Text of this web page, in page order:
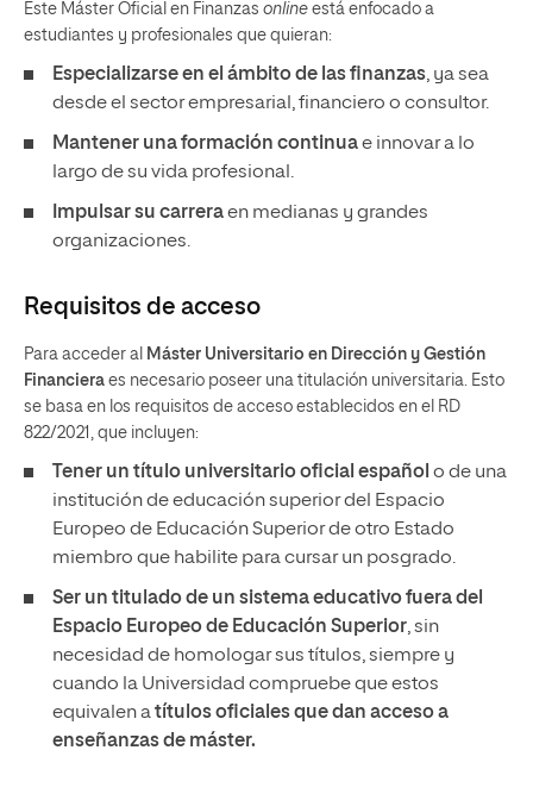
Este Máster Oficial en Finanzas online está enfocado a
estudiantes y profesionales que quieran:
Especializarse en el ámbito de las finanzas, ya sea
desde el sector empresarial, financiero o consultor.
Mantener una formación continuae innovar a lo
largo de su vida profesional.
Impulsar su carreraen medianas y grandes
organizaciones.
Requisitos de acceso
Para acceder al Máster Universitario en Dirección y Gestión
Financiera es necesario poseer una titulación universitaria. Esto
se basa en los requisitos de acceso establecidos en el RD
822/2021, que incluyen:
Tener un título universitario oficial español o de una
institución de educación superior del Espacio
Europeo de Educación Superior de otro Estado
miembro que habilite para cursar un posgrado.
Ser un titulado de un sistema educativo fuera del
Espacio Europeo de Educación Superior, sin
necesidad de homologar sus títulos, siempre y
cuando la Universidad compruebe que estos
equivalen atítulos oficiales que dan acceso a
enseñanzas de máster.